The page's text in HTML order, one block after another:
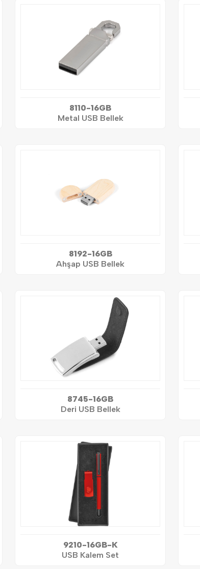
8110-16GB
Metal USB Bellek
8192-16GB
Ahşap USB Bellek
8745-16GB
Deri USB Bellek
9210-16GB-K
USB Kalem Set